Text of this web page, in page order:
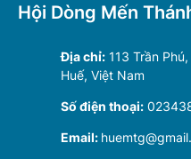
Hội Dòng Mến
Địa chỉ: 113 Trần
Huế, Việt Nam
Số điện thoại:
Email: